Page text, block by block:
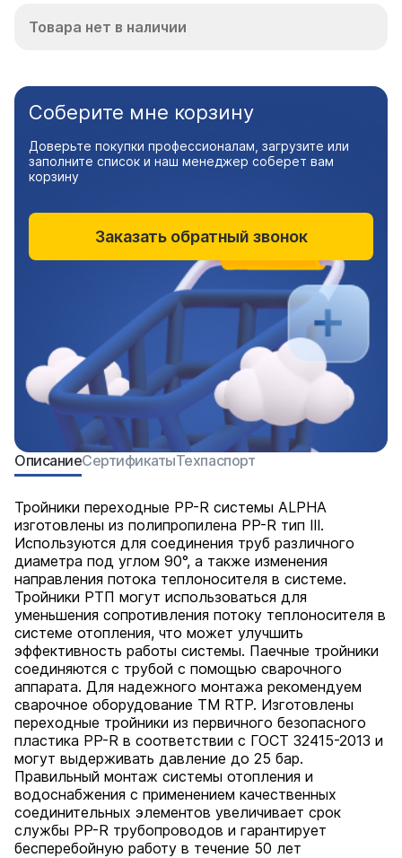
Товара нет в наличии
ОписаниеСертификатыТехпаспорт
Тройники переходные PP-R системы ALPHA
изготовлены из полипропилена PP-R тип III.
Используются для соединения труб различного
диаметра под углом 90°, а также изменения
направления потока теплоносителя в системе.
Тройники РТП могут использоваться для
уменьшения сопротивления потоку теплоносителя в
системе отопления, что может улучшить
эффективность работы системы. Паечные тройники
соединяются с трубой с помощью сварочного
аппарата. Для надежного монтажа рекомендуем
сварочное оборудование ТМ RTP. Изготовлены
переходные тройники из первичного безопасного
пластика PP-R в соответствии с ГОСТ 32415-2013 и
могут выдерживать давление до 25 бар.
Правильный монтаж системы отопления и
водоснабжения с применением качественных
соединительных элементов увеличивает срок
службы PP-R трубопроводов и гарантирует
бесперебойную работу в течение 50 лет
Соберите мне корзину
Доверьте покупки профессионалам, загрузите или
заполните список и наш менеджер соберет вам
корзину
Заказать обратный звонок